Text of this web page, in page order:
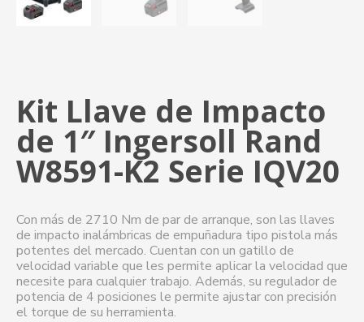
Kit Llave de Impacto
de 1″ Ingersoll Rand
W8591-K2 Serie IQV20
Con más de 2710 Nm de par de arranque, son las llaves
de impacto inalámbricas de empuñadura tipo pistola más
potentes del mercado. Cuentan con un gatillo de
velocidad variable que les permite aplicar la velocidad que
necesite para cualquier trabajo. Además, su regulador de
potencia de 4 posiciones le permite ajustar con precisión
el torque de su herramienta.